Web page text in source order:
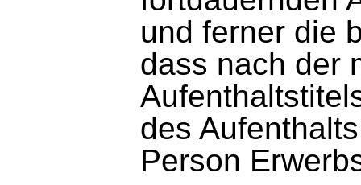
und ferner die
dass nach der
des
Person